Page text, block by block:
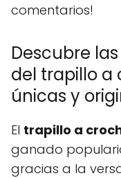
comentarios!
Descubre
del trapillo a
únicas y
El trapillo a
ganado
gracias a la